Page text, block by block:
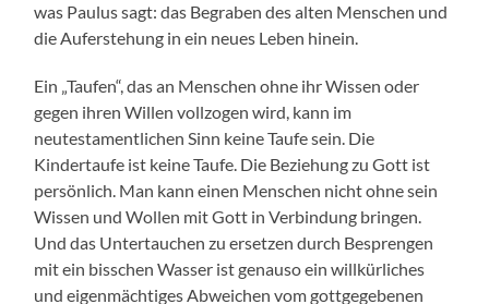
was Paulus sagt: das Begraben des alten Menschen und
die Auferstehung in ein neues Leben hinein.
Ein „Taufen“, das an Menschen ohne ihr Wissen oder
gegen ihren Willen vollzogen wird, kann im
neutestamentlichen Sinn keine Taufe sein. Die
Kindertaufe ist keine Taufe. Die Beziehung zu Gott ist
persönlich. Man kann einen Menschen nicht ohne sein
Wissen und Wollen mit Gott in Verbindung bringen.
Und das Untertauchen zu ersetzen durch Besprengen
mit ein bisschen Wasser ist genauso ein willkürliches
und eigenmächtiges Abweichen vom gottgegebenen